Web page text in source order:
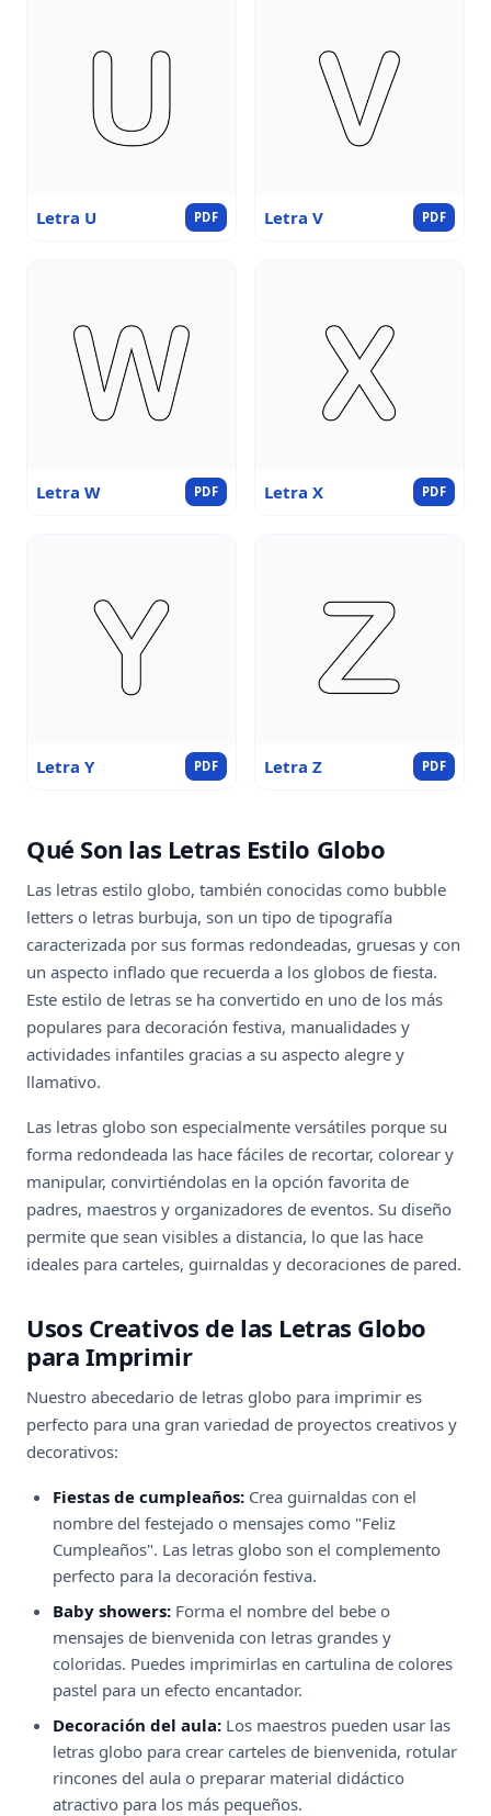
Letra U PDF Letra V PDF
Letra W PDF Letra X PDF
Letra Y PDF Letra Z PDF
Qué Son las Letras Estilo Globo
Las letras estilo globo, también conocidas como bubble
letters o letras burbuja, son un tipo de tipografía
caracterizada por sus formas redondeadas, gruesas y con
un aspecto inflado que recuerda a los globos de fiesta.
Este estilo de letras se ha convertido en uno de los más
populares para decoración festiva, manualidades y
actividades infantiles gracias a su aspecto alegre y
llamativo.
Las letras globo son especialmente versátiles porque su
forma redondeada las hace fáciles de recortar, colorear y
manipular, convirtiéndolas en la opción favorita de
padres, maestros y organizadores de eventos. Su diseño
permite que sean visibles a distancia, lo que las hace
ideales para carteles, guirnaldas y decoraciones de pared.
Usos Creativos de las Letras Globo
para Imprimir
Nuestro abecedario de letras globo para imprimir es
perfecto para una gran variedad de proyectos creativos y
decorativos:
Fiestas de cumpleaños: Crea guirnaldas con el
nombre del festejado o mensajes como "Feliz
Cumpleaños". Las letras globo son el complemento
perfecto para la decoración festiva.
Baby showers: Forma el nombre del bebe o
mensajes de bienvenida con letras grandes y
coloridas. Puedes imprimirlas en cartulina de colores
pastel para un efecto encantador.
Decoración del aula: Los maestros pueden usar las
letras globo para crear carteles de bienvenida, rotular
rincones del aula o preparar material didáctico
atractivo para los más pequeños.